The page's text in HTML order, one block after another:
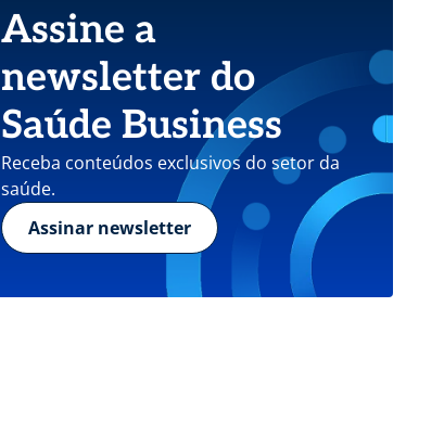
Assine a
newsletter do
Saúde Business
Receba conteúdos exclusivos do setor da
saúde.
Assinar newsletter